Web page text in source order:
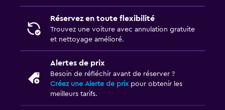
Réservez en toute flexibilité
Trouvez une voiture avec annulation gratuite
et nettoyage amélioré.
Alertes de prix
Besoin de réfléchir avant de réserver ?
Créez une Alerte de prixpour obtenir les
meilleurs tarifs.